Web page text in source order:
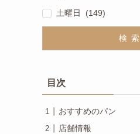
土曜日 (149)
検索
目次
おすすめのパン
店舗情報